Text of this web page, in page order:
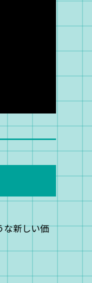
な新しい価